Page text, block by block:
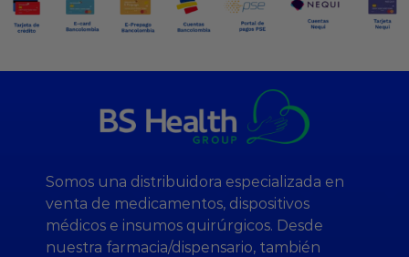
Somos una distribuidora especializada en
venta de medicamentos, dispositivos
médicos e insumos quirúrgicos. Desde
nuestra farmacia/dispensario, también